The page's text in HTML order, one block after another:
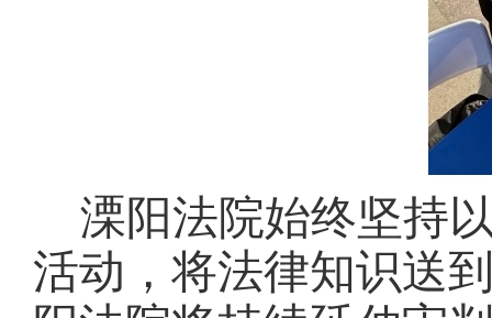
溧阳法院始终坚持
活动，将法律知识送